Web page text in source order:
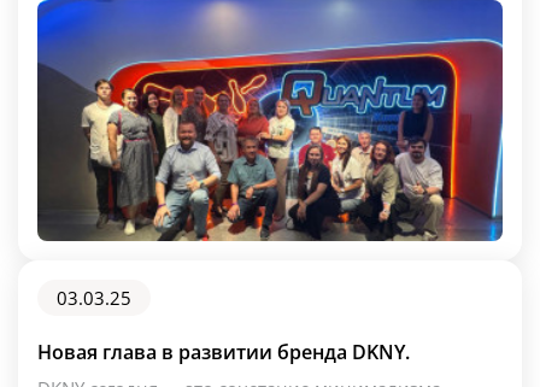
03.03.25
Новая глава в развитии бренда DKNY.